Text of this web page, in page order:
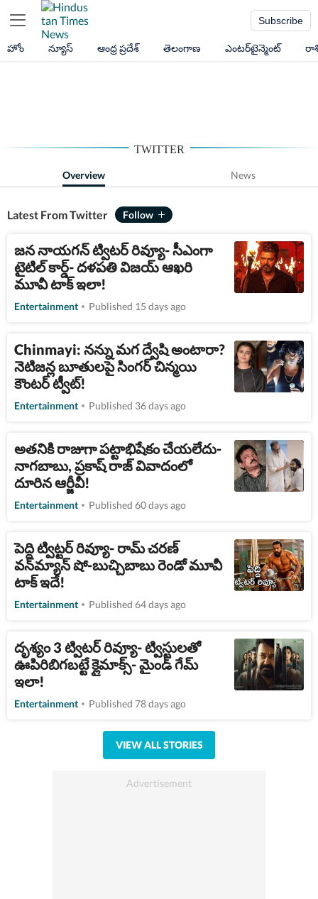
Subscribe
హోం న్యూస్ ఆంధ్ర ప్రదేశ్ తెలంగాణ ఎంటర్‌టైన్మెంట్
TWITTER
Overview News
Latest From Twitter
జన నాయగన్ ట్విటర్ రివ్యూ- సీఎంగా
టైటిల్ కార్డ్- దళపతి విజయ్ ఆఖరి
మూవీ టాక్ ఇలా!
Entertainment Published 15 days ago
Chinmayi: నన్ను మగ ద్వేషి అంటారా?
నెటిజన్ల బూతులపై సింగర్ చిన్మయి
కౌంటర్ ట్వీట్!
Entertainment Published 36 days ago
అతనికి రాజుగా పట్టాభిషేకం చేయలేదు-
నాగబాబు, ప్రకాష్ రాజ్ వివాదంలో
దూరిన ఆర్జీవీ!
Entertainment Published 60 days ago
పెద్ది ట్విట్టర్ రివ్యూ- రామ్ చరణ్
వన్‌మ్యాన్ షో-బుచ్చిబాబు రెండో మూవీ
టాక్ ఇదే!
Entertainment Published 64 days ago
దృశ్యం 3 ట్విటర్ రివ్యూ- ట్విస్టులతో
ఊపిరిబిగబట్టే క్లైమాక్స్- మైండ్ గేమ్
ఇలా!
Entertainment Published 78 days ago
VIEW ALL STORIES